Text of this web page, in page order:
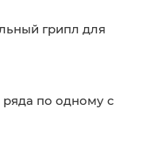
грипл для
ряда по одному с